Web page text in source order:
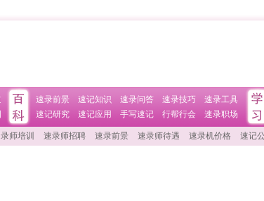
速录前景 速记知识 速录问答 速录技巧
速录工具
速记研究
速记应用 手写速记 行帮行会 速录职场
师培训 速录师招聘 速录前景 速录师待遇 速录机价格 速记